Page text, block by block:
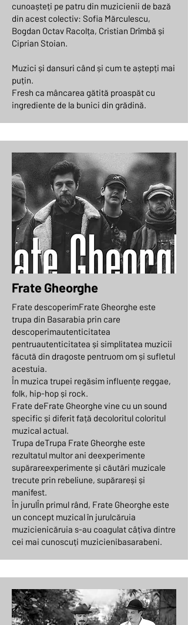
cunoașteți pe patru din muzicienii de bază
din acest colectiv: Sofia Mărculescu,
Bogdan Octav Racolța, Cristian Drîmbă și
Ciprian Stoian.
Muzici și dansuri când și cum te aștepți mai
puțin.
Fresh ca mâncarea gătită proaspăt cu
ingrediente de la bunici din grădină.
Frate Gheorghe
Frate descoperimFrate Gheorghe este
trupa din Basarabia prin care
descoperimautenticitatea
pentruautenticitatea și simplitatea muzicii
făcută din dragoste pentruom om și sufletul
acestuia.
În muzica trupei regăsim influențe reggae,
folk, hip-hop și rock.
Frate deFrate Gheorghe vine cu un sound
specific și diferit față decoloritul coloritul
muzical actual.
Trupa deTrupa Frate Gheorghe este
rezultatul multor ani deexperimente
supărareexperimente și căutări muzicale
trecute prin rebeliune, supărareși și
manifest.
În jurulÎn primul rând, Frate Gheorghe este
un concept muzical în jurulcăruia
muzicienicăruia s-au coagulat câțiva dintre
cei mai cunoscuți muzicienibasarabeni.